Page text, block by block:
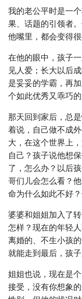
我的老公平时是一
果、话题的引领者
他嘴里，都会变得
在他的眼中，孩子
见人爱；长大以后
是妥妥的学霸，再
个如此优秀又乖巧的
那天回到家后，总
着说，自己做不成
大，在这个世界上
自己？孩子说他想
了，怎么办？以后
哥们儿会怎么看？
命为什么如此不好
婆婆和姐姐加入了
怎样？现在的年轻
离婚的、不生小孩
就能走到最后，孩
姐姐也说，现在是
接受，没有你想象